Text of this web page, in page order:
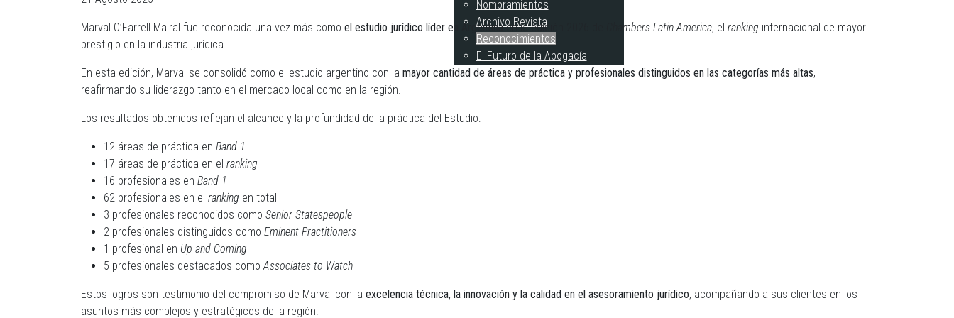
Nombramientos
Archivo Revista
Reconocimientos
El Futuro de la Abogacía
Marval O’Farrell Mairal fue reconocida una vez más como el estudio jurídico líder en Argentinaen la edición 2026 de Chambers Latin America, el ranking internacional de mayor
prestigio en la industria jurídica.
En esta edición, Marval se consolidó como el estudio argentino con la mayor cantidad de áreas de práctica y profesionales distinguidos en las categorías más altas,
reafirmando su liderazgo tanto en el mercado local como en la región.
Los resultados obtenidos reflejan el alcance y la profundidad de la práctica del Estudio:
12 áreas de práctica en Band 1
17 áreas de práctica en el ranking
16 profesionales en Band 1
62 profesionales en el ranking en total
3 profesionales reconocidos como Senior Statespeople
2 profesionales distinguidos como Eminent Practitioners
1 profesional en Up and Coming
5 profesionales destacados comoAssociates to Watch
Estos logros son testimonio del compromiso de Marval con la excelencia técnica, la innovación y la calidad en el asesoramiento jurídico, acompañando a sus clientes en los
asuntos más complejos y estratégicos de la región.